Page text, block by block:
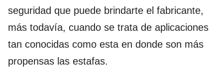
seguridad que puede brindarte el fabricante,
más todavía, cuando se trata de aplicaciones
tan conocidas como esta en donde son más
propensas las estafas.